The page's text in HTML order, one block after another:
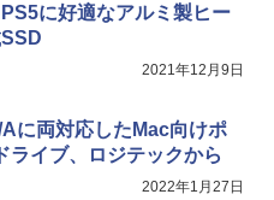
に好適なアルミ製ヒー
2021年12月9日
に両対応したMac向けポ
ライブ、ロジテックから
2022年1月27日